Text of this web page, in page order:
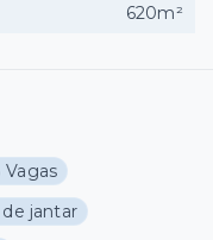
Vagas
de jantar
620m²